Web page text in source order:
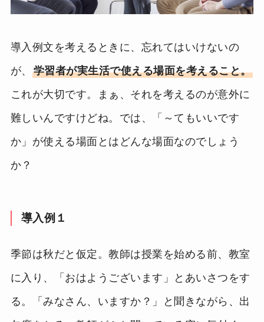
導入例文を考えるときに、忘れてはいけないの
が、 学習者が実生活で使える場面を考えること。
これが大切です。まぁ、それを考えるのが意外に
難しいんですけどね。では、「～てもいいです
か」が使える場面とはどんな場面なのでしょう
か？
導入例１
季節は秋だと仮定。教師は授業を始める前、教室
に入り、「おはようございます」とあいさつをす
る。「みなさん、いますか？」と聞きながら、出